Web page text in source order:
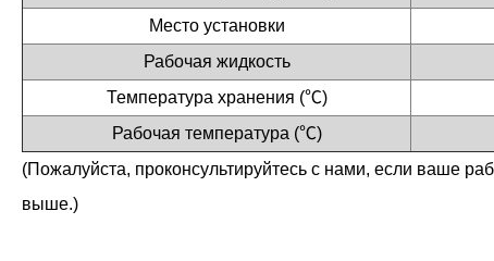
Место установки
Рабочая жидкость
Температура хранения (℃)
Рабочая температура (℃)
(Пожалуйста, проконсультируйтесь с нами, если ваше
выше.)